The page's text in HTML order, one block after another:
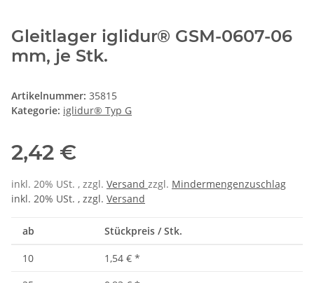
Gleitlager iglidur® GSM-0607-06
mm, je Stk.
Artikelnummer: 35815
Kategorie: iglidur® Typ G
2,42 €
inkl. 20% USt. , zzgl. Versand zzgl. Mindermengenzuschlag
inkl. 20% USt. , zzgl. Versand
ab Stückpreis / Stk.
10 1,54 € *